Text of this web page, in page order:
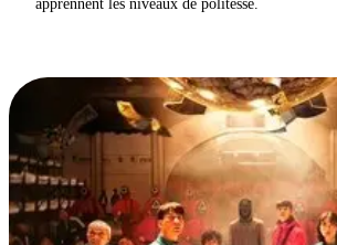
apprennent les niveaux de politesse.